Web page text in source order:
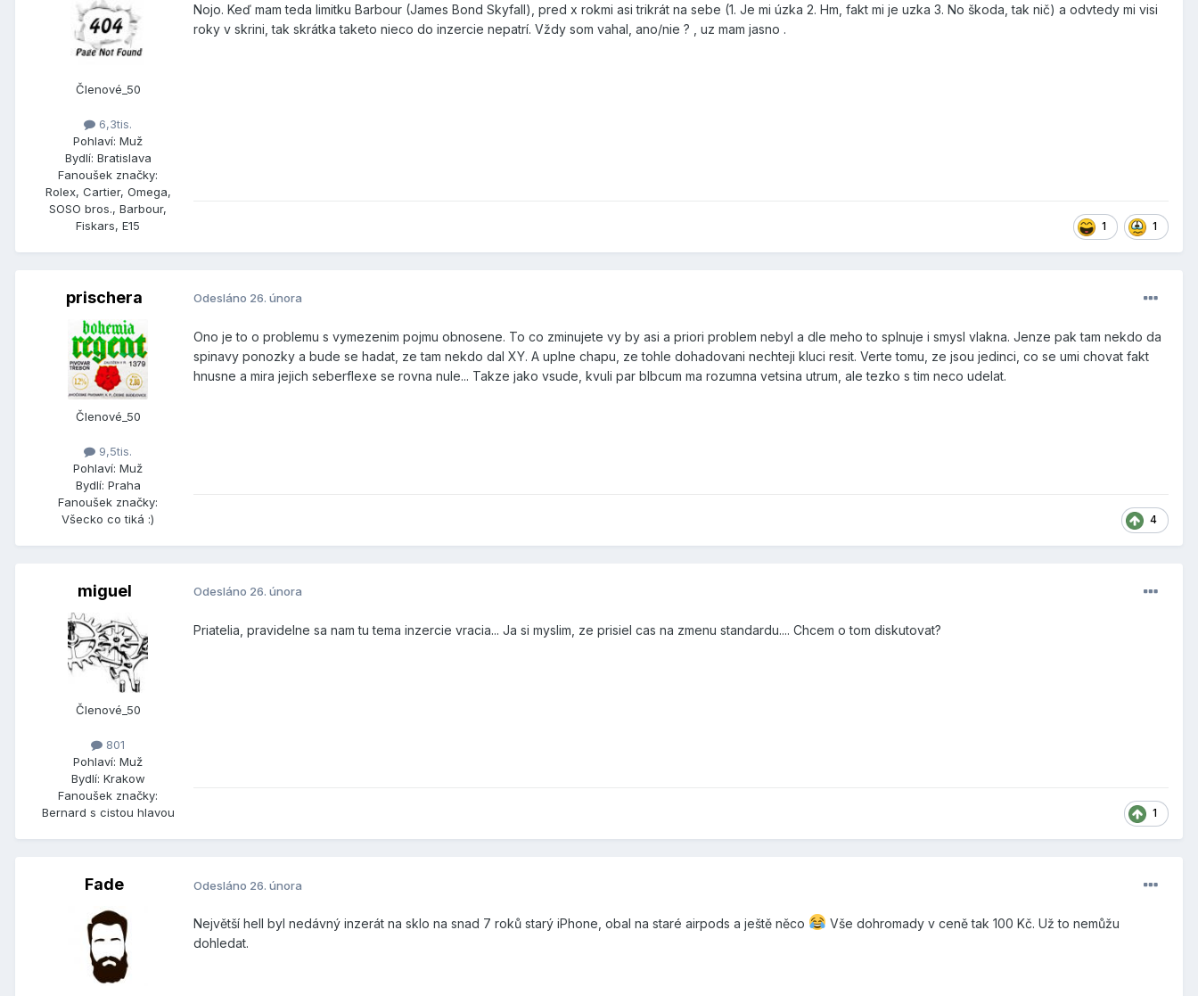
Členové_50
6,3tis.
Pohlaví: Muž
Bydlí: Bratislava
Fanoušek značky:
Rolex, Cartier, Omega,
SOSO bros., Barbour,
Fiskars, E15
Nojo. Keď mam teda limitku Barbour (James Bond Skyfall), pred x rokmi asi trikrát na sebe (1. Je mi úzka 2. Hm, fakt mi je uzka 3. No škoda, tak nič) a odvtedy mi visi
roky v skrini, tak skrátka taketo nieco do inzercie nepatrí. Vždy som vahal, ano/nie ? , uz mam jasno .
1 1
prischera
Členové_50
9,5tis.
Pohlaví: Muž
Bydlí: Praha
Fanoušek značky:
Všecko co tiká :)
Odesláno 26. února
Ono je to o problemu s vymezenim pojmu obnosene. To co zminujete vy by asi a priori problem nebyl a dle meho to splnuje i smysl vlakna. Jenze pak tam nekdo da
spinavy ponozky a bude se hadat, ze tam nekdo dal XY. A uplne chapu, ze tohle dohadovani nechteji kluci resit. Verte tomu, ze jsou jedinci, co se umi chovat fakt
hnusne a mira jejich seberflexe se rovna nule... Takze jako vsude, kvuli par blbcum ma rozumna vetsina utrum, ale tezko s tim neco udelat.
4
miguel
Členové_50
801
Pohlaví: Muž
Bydlí: Krakow
Fanoušek značky:
Bernard s cistou hlavou
Odesláno 26. února
Priatelia, pravidelne sa nam tu tema inzercie vracia... Ja si myslim, ze prisiel cas na zmenu standardu.... Chcem o tom diskutovat?
1
Fade Odesláno 26. února
Největší hell byl nedávný inzerát na sklo na snad 7 roků starý iPhone, obal na staré airpods a ještě něco
Vše dohromady v ceně tak 100 Kč. Už to nemůžu
dohledat.